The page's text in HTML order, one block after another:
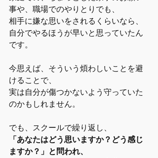
事や、職場でのやりとりでも、
相手に嫌な思いをされるくらいなら、
自分でやるほうが早いと思っていたん
です。
今思えば、そういう煩わしいことを避
けることで、
実は自分が傷つかないよう守っていた
のかもしれません。
でも、スクールで繰り返し、
「あなたはどう思いますか？どう感じ
ますか？」と問われ、